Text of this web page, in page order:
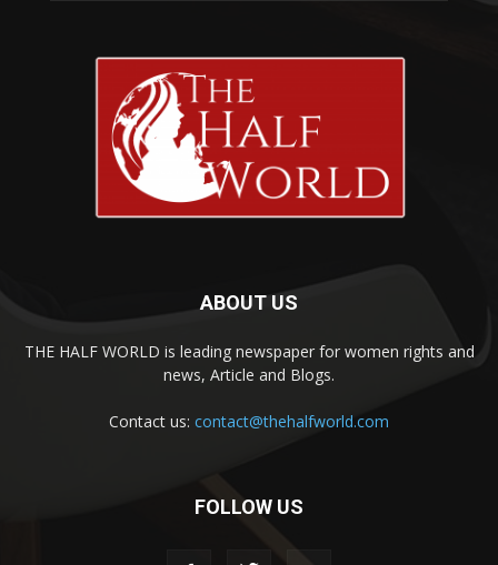
ABOUT US
THE HALF WORLD is leading newspaper for women rights and
news, Article and Blogs.
Contact us: contact@thehalfworld.com
FOLLOW US